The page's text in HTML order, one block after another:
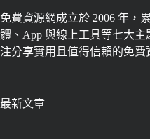
免費資源網成立於 2006 年，
體、App 與線上工具等七大
注分享實用且值得信賴的免費
最新文章